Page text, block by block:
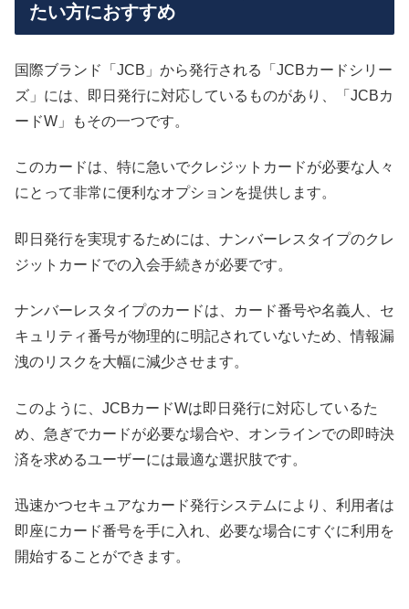
たい方におすすめ
国際ブランド「JCB」から発行される「JCBカードシリー
ズ」には、即日発行に対応しているものがあり、「JCBカ
ードW」もその一つです。
このカードは、特に急いでクレジットカードが必要な人々
にとって非常に便利なオプションを提供します。
即日発行を実現するためには、ナンバーレスタイプのクレ
ジットカードでの入会手続きが必要です。
ナンバーレスタイプのカードは、カード番号や名義人、セ
キュリティ番号が物理的に明記されていないため、情報漏
洩のリスクを大幅に減少させます。
このように、JCBカードWは即日発行に対応しているた
め、急ぎでカードが必要な場合や、オンラインでの即時決
済を求めるユーザーには最適な選択肢です。
迅速かつセキュアなカード発行システムにより、利用者は
即座にカード番号を手に入れ、必要な場合にすぐに利用を
開始することができます。